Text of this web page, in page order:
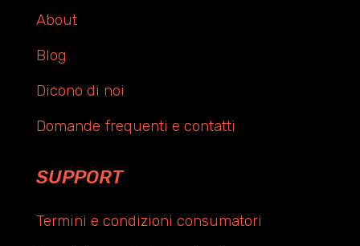
About
Blog
Dicono di noi
Domande frequenti e contatti
SUPPORT
Termini e condizioni consumatori